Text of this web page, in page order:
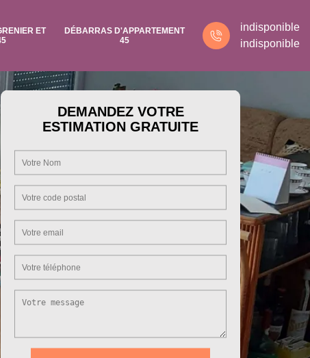
ET
DÉBARRAS D'APPARTEMENT
45
indisponible
indisponible
DEMANDEZ VOTRE
ESTIMATION GRATUITE